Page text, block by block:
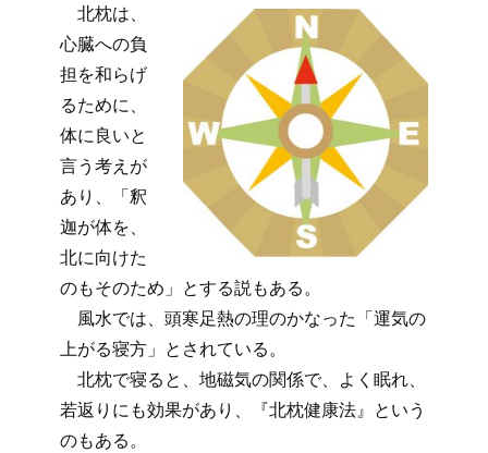
北枕は、
心臓への負
担を和らげ
るために、
体に良いと
言う考えが
あり、「釈
迦が体を、
北に向けた
のもそのため」とする説もある。
風水では、頭寒足熱の理のかなった「運気の
上がる寝方」とされている。
北枕で寝ると、地磁気の関係で、よく眠れ、
若返りにも効果があり、『北枕健康法』という
のもある。